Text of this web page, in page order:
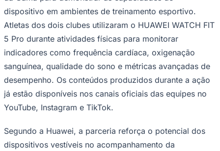
dispositivo em ambientes de treinamento esportivo.
Atletas dos dois clubes utilizaram o HUAWEI WATCH FIT
5 Pro durante atividades físicas para monitorar
indicadores como frequência cardíaca, oxigenação
sanguínea, qualidade do sono e métricas avançadas de
desempenho. Os conteúdos produzidos durante a ação
já estão disponíveis nos canais oficiais das equipes no
YouTube, Instagram e TikTok.
Segundo a Huawei, a parceria reforça o potencial dos
dispositivos vestíveis no acompanhamento da